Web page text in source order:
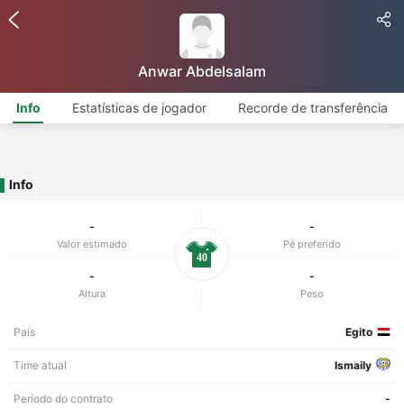
Anwar Abdelsalam
Info Estatísticas de jogador Recorde de transferência
Info
-
Valor estimado
-
Pé preferido
-
Altura
-
Peso
40
País Egito
Time atual Ismaily
Período do contrato -